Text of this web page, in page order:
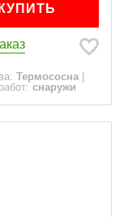
КУПИТЬ
Термососна
снаружи